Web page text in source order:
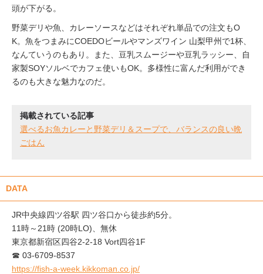
頭が下がる。
野菜デリや魚、カレーソースなどはそれぞれ単品での注文もO
K。魚をつまみにCOEDOビールやマンズワイン 山梨甲州で1杯、
なんていうのもあり。また、豆乳スムージーや豆乳ラッシー、自
家製SOYソルベでカフェ使いもOK。多様性に富んだ利用ができ
るのも大きな魅力なのだ。
掲載されている記事
選べるお魚カレーと野菜デリ＆スープで、バランスの良い晩
ごはん
DATA
JR中央線四ツ谷駅 四ツ谷口から徒歩約5分。
11時～21時 (20時LO)、無休
東京都新宿区四谷2-2-18 Vort四谷1F
☎ 03-6709-8537
https://fish-a-week.kikkoman.co.jp/